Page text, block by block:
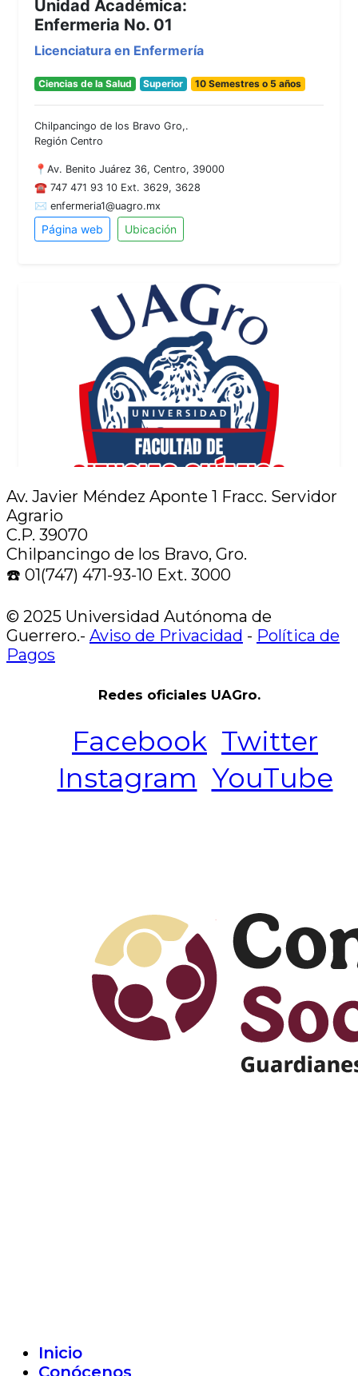
Av. Javier Méndez Aponte 1 Fracc. Servidor
Agrario
C.P. 39070
Chilpancingo de los Bravo, Gro.
☎️ 01(747) 471-93-10 Ext. 3000
© 2025 Universidad Autónoma de
Guerrero.- Aviso de Privacidad - Política de
Pagos
Redes oficiales UAGro.
Facebook Twitter
Instagram YouTube
Inicio